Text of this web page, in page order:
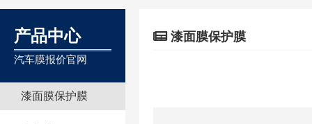
产品中心
汽车膜报价官网
漆面膜保护膜
漆面膜保护膜